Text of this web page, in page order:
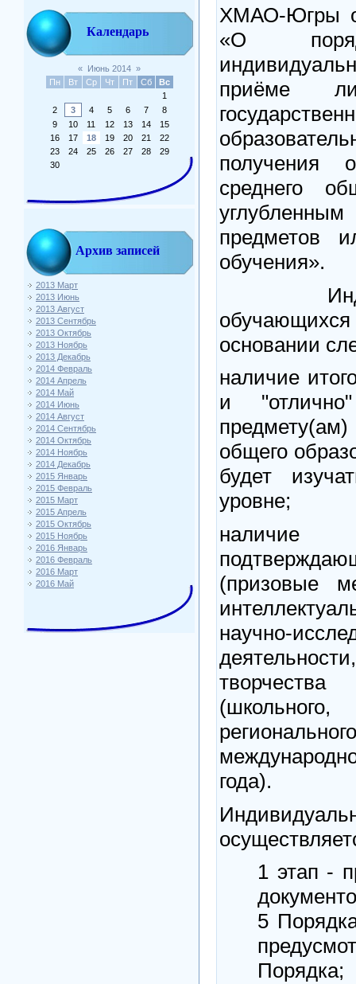
Календарь
« Июнь 2014 »
Пн
Вт Ср Чт Пт Сб
Вс
1
2
3 4 5 6 7
8
9
10 11 12 13 14
15
16
17 18 19 20 21
22
23
24 25 26 27 28
29
30
Архив записей
2013 Март
2013 Июнь
2013 Август
2013 Сентябрь
2013 Октябрь
2013 Ноябрь
2013 Декабрь
2014 Февраль
2014 Апрель
2014 Май
2014 Июнь
2014 Август
2014 Сентябрь
2014 Октябрь
2014 Ноябрь
2014 Декабрь
2015 Январь
2015 Февраль
2015 Март
2015 Апрель
2015 Октябрь
2015 Ноябрь
2016 Январь
2016 Февраль
2016 Март
2016 Май
ХМАО-Югры
«О
приёме
получения
среднего
углубленным
предметов
обучения».
основании
наличие
и
общего
будет
уровне;
(призовые
научно-
года).
1 этап -
5
Порядка;